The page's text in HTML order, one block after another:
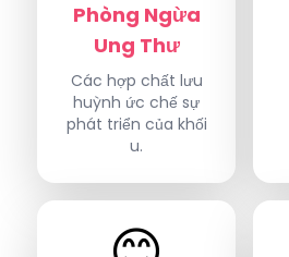
Phòng Ngừa
Ung Thư
Các hợp chất lưu
huỳnh ức chế sự
phát triển của khối
u.